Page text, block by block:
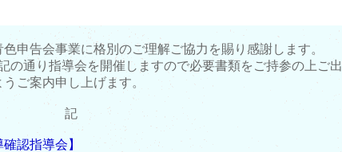
申告会事業に格別のご理解ご協力を賜り感謝します。
の通り指導会を開催しますので必要書類をご持参の上ご出
ご案内申し上げます。
認指導会】